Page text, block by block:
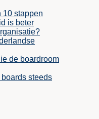
10 stappen
is beter
de boardroom
steeds